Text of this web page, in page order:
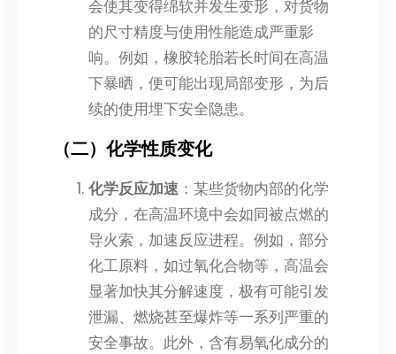
会使其变得绵软并发生变形，对货物
的尺寸精度与使用性能造成严重影
响。例如，橡胶轮胎若长时间在高温
下暴晒，便可能出现局部变形，为后
续的使用埋下安全隐患。
（二）化学性质变化
化学反应加速 ：某些货物内部的化学
成分，在高温环境中会如同被点燃的
导火索，加速反应进程。例如，部分
化工原料，如过氧化合物等，高温会
显著加快其分解速度，极有可能引发
泄漏、燃烧甚至爆炸等一系列严重的
安全事故。此外，含有易氧化成分的